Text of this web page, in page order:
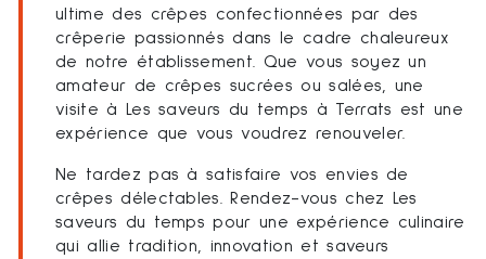
ultime des crêpes confectionnées par des
crêperie passionnés dans le cadre chaleureux
de notre établissement. Que vous soyez un
amateur de crêpes sucrées ou salées, une
visite à Les saveurs du temps à Terrats est une
expérience que vous voudrez renouveler.
Ne tardez pas à satisfaire vos envies de
crêpes délectables. Rendez-vous chez Les
saveurs du temps pour une expérience culinaire
qui allie tradition, innovation et saveurs